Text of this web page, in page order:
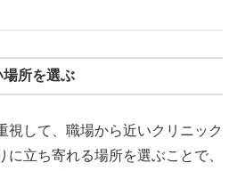
所を選ぶ
視して、職場から近いクリニック
に立ち寄れる場所を選ぶことで、